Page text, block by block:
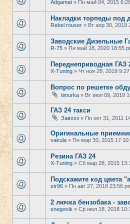
Adgamat » Пн май 04, 2015
Накладки торпеды под
Rebel rouser » Вт апр 30, 2019
Заводские Дизельные
R-75 » Пн май 18, 2020 18:55
Переднеприводная ГАЗ
X-Tuning » Чт ноя 28, 2019
Вопрос по решетке
timurka » Вт июл 09, 2019
ГАЗ 24 такси
Завхоз » Пн окт 31, 2011
Оригинальные
vakula » Пн мар 30, 2015 17:10
Резина ГАЗ 24
X-Tuning » Сб мар 28, 2015
Подскажите код цвета
str96 » Пн авг 27, 2018 23:56
2 лючка бензобака -
snegovik » Ср июл 18, 2018